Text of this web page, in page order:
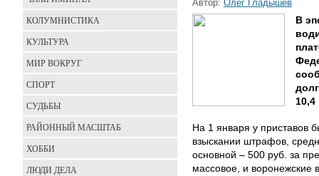
Автор: Олег Гладышев
В
10,4
На 1 января у приставов
взыскании штрафов,
основной – 500 руб. за
массовое, и воронежские
КОЛУМНИСТИКА
КУЛЬТУРА
МИР ВОКРУГ
СПОРТ
СУДЬБЫ
РАЙОННЫЙ МАСШТАБ
ХОББИ
ЛЮДИ ДЕЛА